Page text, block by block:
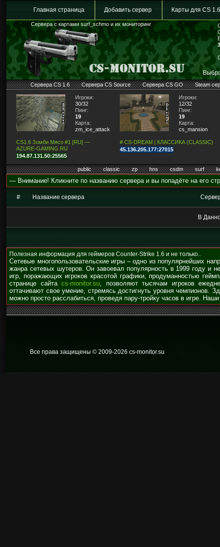
Главная страница Добавить сервер Карты для CS 1.6
Сервера с картами surf_schmo и их мониторинг
Сервера CS 1.6 Сервера CS Source Сервера CS GO Steam
Игроки:
30/32
Пинг:
19
Карта:
zm_ice_attack
CS1.6 Зомби Мясо #1 [RU] —
AZURE-GAMING.RU
194.87.131.50:25565
Игроки:
12/32
Пинг:
19
Карта:
cs_mansion
# CS-DREAM | КЛАССИКА (CLASSIC)
45.136.205.177:27015
public classic zp hns csdm surf
— Внимание! Кликните по названию сервера и вы попадёте на его
# Название сервера
В
Полезная информация для геймеров Counter-Strike 1.6 и не только..
Сетевые многопользовательские игры – одно из популярнейших
жанра сетевых шутеров. Он завоевал популярность в 1999 году и
игр, поражающих игроков красотой графики, продуманностью
странице сайта cs-monitor.su, позволяют тысячам игроков
оттачивают свое умение, стремясь достигнуть уровня чемпионов.
можно просто расслабиться, проведя пару-тройку часов в игре.
Все права защищены © 2009-2026 cs-monitor.su